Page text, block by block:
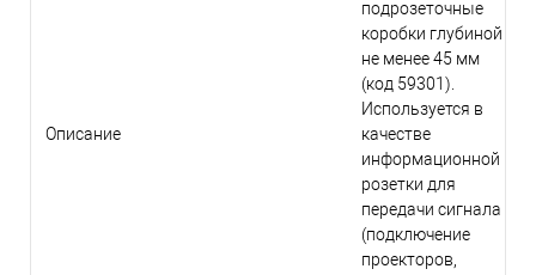
Описание
подрозеточные
коробки глубиной
не менее 45 мм
(код 59301).
Используется в
качестве
информационной
розетки для
передачи сигнала
(подключение
проекторов,